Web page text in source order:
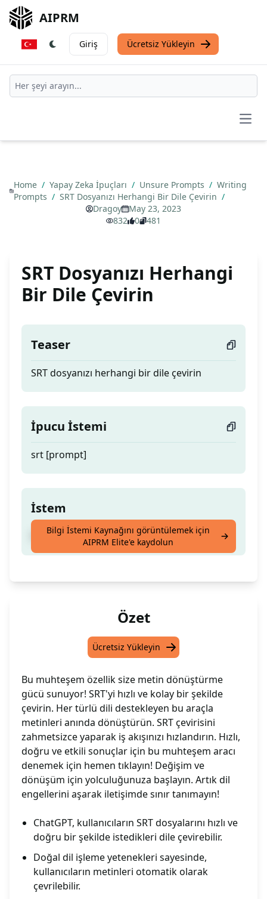
AIPRM
Giriş Ücretsiz Yükleyin
Home / Yapay Zeka İpuçları / Unsure Prompts / Writing
Prompts / SRT Dosyanızı Herhangi Bir Dile Çevirin /
Dragoy
May 23, 2023
832
0 481
SRT Dosyanızı Herhangi
Bir Dile Çevirin
Teaser
SRT dosyanızı herhangi bir dile çevirin
İpucu İstemi
srt [prompt]
İstem
SRT dosyanızı herhangi bir dile çevirin
Bilgi İstemi Kaynağını görüntülemek için
AIPRM Elite'e kaydolun
Özet
Ücretsiz Yükleyin
Bu muhteşem özellik size metin dönüştürme
gücü sunuyor! SRT'yi hızlı ve kolay bir şekilde
çevirin. Her türlü dili destekleyen bu araçla
metinleri anında dönüştürün. SRT çevirisini
zahmetsizce yaparak iş akışınızı hızlandırın. Hızlı,
doğru ve etkili sonuçlar için bu muhteşem aracı
denemek için hemen tıklayın! Değişim ve
dönüşüm için yolculuğunuza başlayın. Artık dil
engellerini aşarak iletişimde sınır tanımayın!
ChatGPT, kullanıcıların SRT dosyalarını hızlı ve
doğru bir şekilde istedikleri dile çevirebilir.
Doğal dil işleme yetenekleri sayesinde,
kullanıcıların metinleri otomatik olarak
çevrilebilir.